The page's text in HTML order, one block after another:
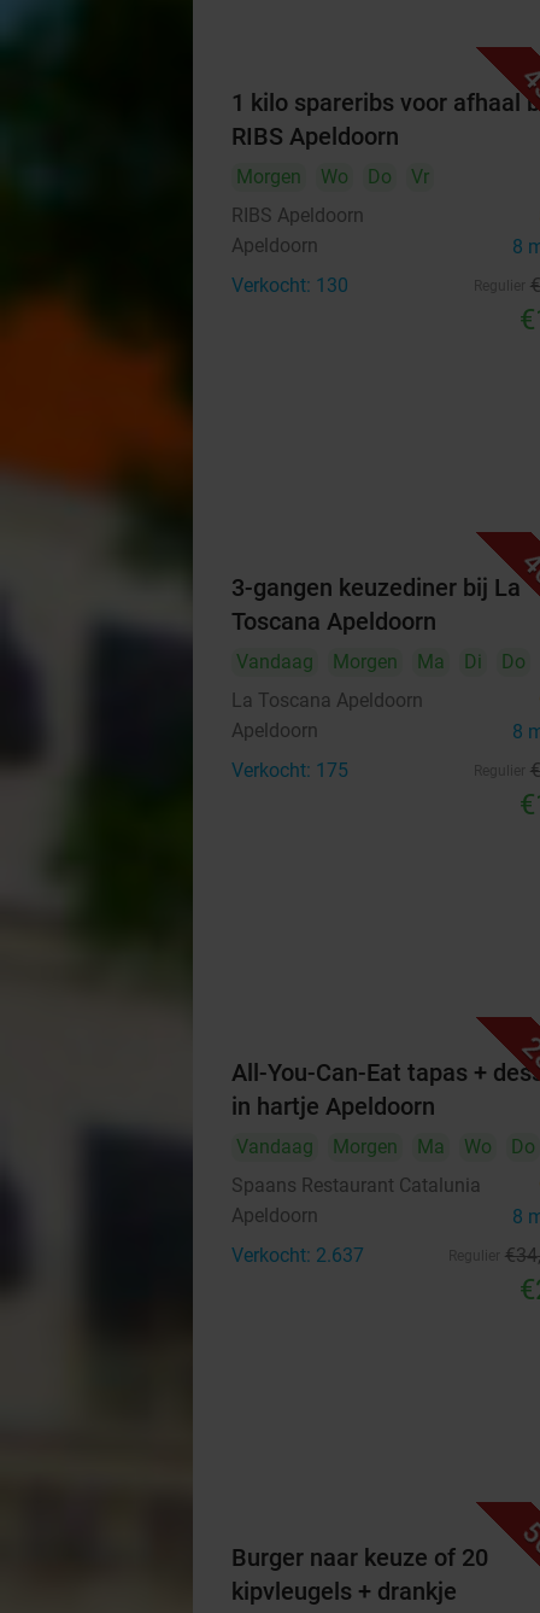
1 kilo spareribs voor afhaal
RIBS Apeldoorn
Morgen Wo Do
Vr
RIBS Apeldoorn
Apeldoorn 8
Verkocht: 130
3-gangen keuzediner bij La
Toscana Apeldoorn
Vandaag Morgen Ma Di Do
La Toscana Apeldoorn
Apeldoorn 8
Verkocht: 175
All-You-Can-Eat tapas +
in hartje Apeldoorn
Vandaag Morgen Ma Wo Do
Spaans Restaurant Catalunia
Apeldoorn 8
Verkocht: 2.637 €34
Burger naar keuze of 20
kipvleugels + drankje